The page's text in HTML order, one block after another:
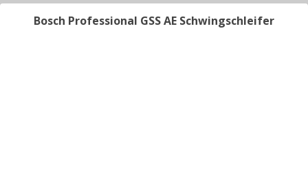
Bosch Professional GSS AE Schwingschleifer